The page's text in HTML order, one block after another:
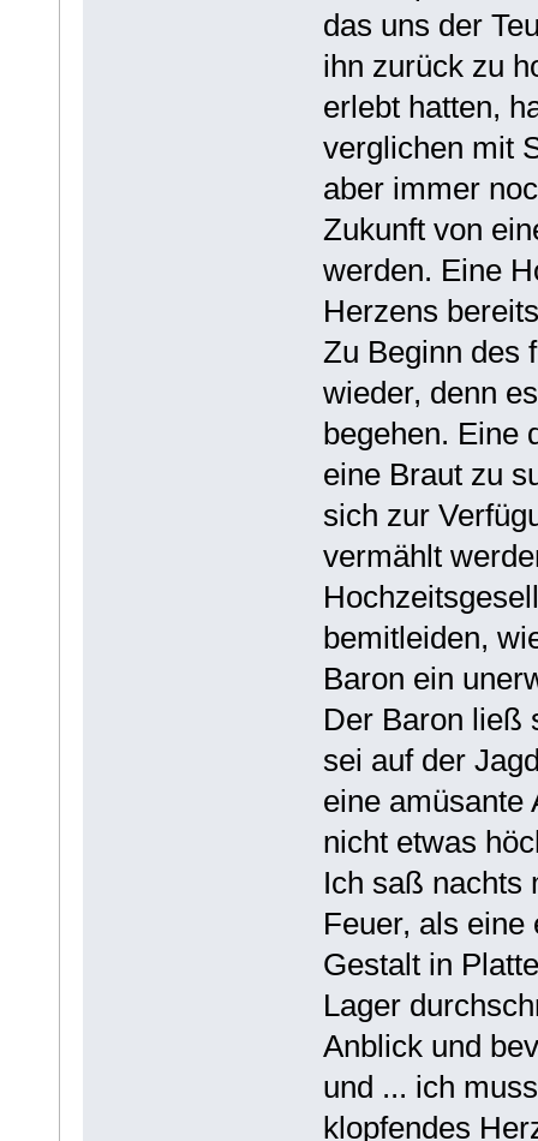
das uns der
ihn zurück zu
erlebt hatten,
verglichen mit
aber immer
Zukunft von
werden. Eine
Herzens
Zu Beginn des
wieder, denn
begehen. Eine
eine Braut zu
sich zur
vermählt
bemitleiden,
Baron ein
Der Baron ließ
sei auf der
eine amüsante
nicht etwas
Ich saß nachts
Feuer, als
Gestalt in
Lager
Anblick und
und ... ich
klopfendes